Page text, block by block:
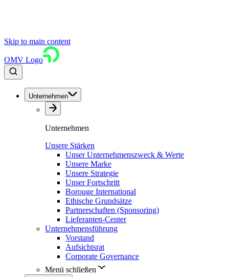
Skip to main content
OMV Logo
Unternehmen
Unternehmen
Unsere Stärken
Unser Unternehmenszweck & Werte
Unsere Marke
Unsere Strategie
Unser Fortschritt
Borouge International
Ethische Grundsätze
Partnerschaften (Sponsoring)
Lieferanten-Center
Unternehmensführung
Vorstand
Aufsichtsrat
Corporate Governance
Menü schließen